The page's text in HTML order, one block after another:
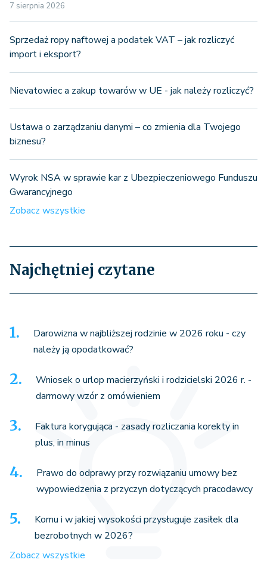
7 sierpnia 2026
Sprzedaż ropy naftowej a podatek VAT – jak rozliczyć
import i eksport?
Nievatowiec a zakup towarów w UE - jak należy rozliczyć?
Ustawa o zarządzaniu danymi – co zmienia dla Twojego
biznesu?
Wyrok NSA w sprawie kar z Ubezpieczeniowego Funduszu
Gwarancyjnego
Zobacz wszystkie
Najchętniej czytane
Darowizna w najbliższej rodzinie w 2026 roku - czy
należy ją opodatkować?
Wniosek o urlop macierzyński i rodzicielski 2026 r. -
darmowy wzór z omówieniem
Faktura korygująca - zasady rozliczania korekty in
plus, in minus
Prawo do odprawy przy rozwiązaniu umowy bez
wypowiedzenia z przyczyn dotyczących pracodawcy
Komu i w jakiej wysokości przysługuje zasiłek dla
bezrobotnych w 2026?
Zobacz wszystkie